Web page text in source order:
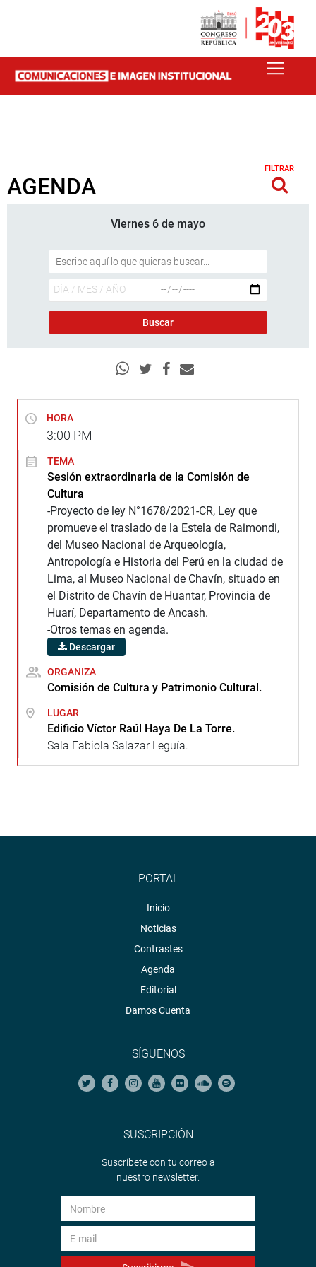
AGENDA
FILTRAR
Viernes 6 de mayo
HORA
3:00 PM
TEMA
Sesión extraordinaria de la Comisión de
Cultura
-Proyecto de ley N°1678/2021-CR, Ley que
promueve el traslado de la Estela de Raimondi,
del Museo Nacional de Arqueología,
Antropología e Historia del Perú en la ciudad de
Lima, al Museo Nacional de Chavín, situado en
el Distrito de Chavín de Huantar, Provincia de
Huarí, Departamento de Ancash.
-Otros temas en agenda.
Descargar
ORGANIZA
Comisión de Cultura y Patrimonio Cultural.
LUGAR
Edificio Víctor Raúl Haya De La Torre.
Sala Fabiola Salazar Leguía.
PORTAL
Inicio
Noticias
Contrastes
Agenda
Editorial
Damos Cuenta
SÍGUENOS
SUSCRIPCIÓN
Suscríbete con tu correo a
nuestro newsletter.